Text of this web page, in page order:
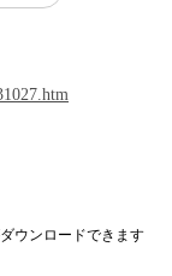
ウンロードできます